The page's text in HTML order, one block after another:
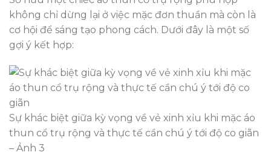
không chỉ dừng lại ở việc mặc đơn thuần mà còn là
cơ hội để sáng tạo phong cách. Dưới đây là một số
gợi ý kết hợp:
Sự khác biệt giữa kỳ vọng về vẻ xinh xỉu khi mặc áo
thun cổ trụ rộng và thực tế cần chú ý tới độ co giãn
– Ảnh 3